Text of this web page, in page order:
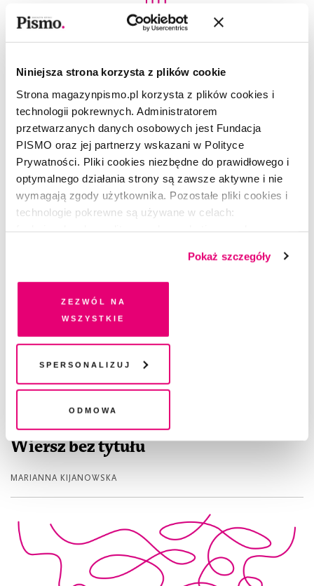
Niniejsza strona korzysta z plików cookie
Strona magazynpismo.pl korzysta z plików cookies i
technologii pokrewnych. Administratorem
przetwarzanych danych osobowych jest Fundacja
PISMO oraz jej partnerzy wskazani w Polityce
Prywatności. Pliki cookies niezbędne do prawidłowego i
optymalnego działania strony są zawsze aktywne i nie
wymagają zgody użytkownika. Pozostałe pliki cookies i
technologie pokrewne są używane w celach:
dobrowolną zgodę na pliki cookies i technologie
pokrewne, zgadzasz się na przechowywanie informacji
na Twoim urządzeniu końcowym lub dostęp do niego i
przetwarzanie danych. Zgodę na wszystkie lub niektóre
chwili wycofać lub ponowić w zakładce "Ustawienia
plików cookie". Wycofanie zgody nie wpływa na
legalność przetwarzania danych przed jej wycofaniem
Pokaż szczegóły
Zezwól na
wszystkie
Spersonalizuj
Odmowa
POEZJA
Morze wracające
KRZYSZTOF KAMIL BACZYŃSKI
POEZJA
Wiersz bez tytułu
MARIANNA KIJANOWSKA